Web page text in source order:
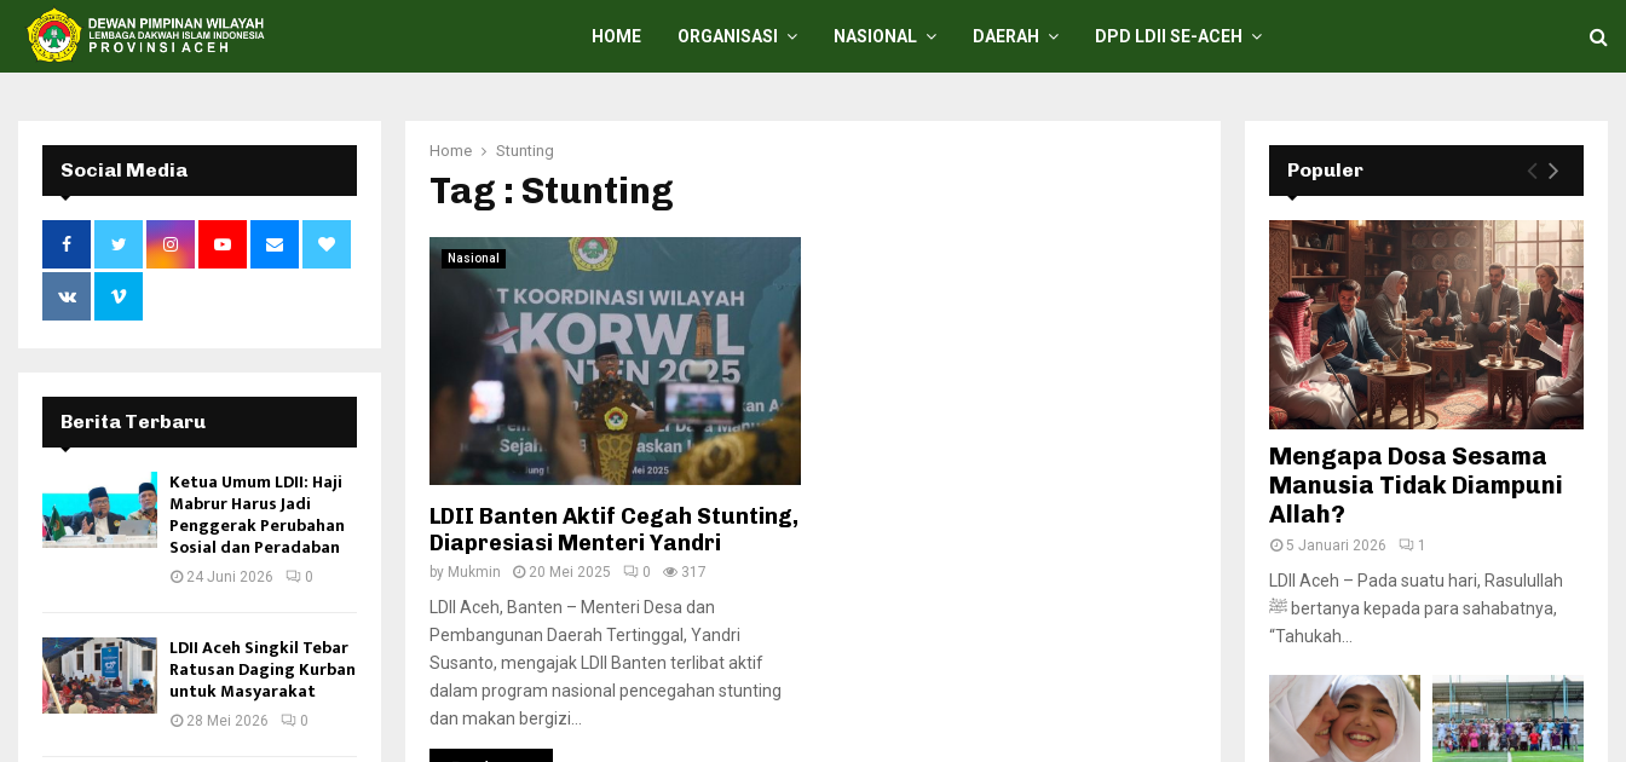
HOME ORGANISASI NASIONAL DAERAH DPD LDII SE-ACEH
Home Stunting
Tag : Stunting
Nasional
LDII Banten Aktif Cegah Stunting,
Diapresiasi Menteri Yandri
by Mukmin 20 Mei 2025 0 317
LDII Aceh, Banten – Menteri Desa dan
Pembangunan Daerah Tertinggal, Yandri
Susanto, mengajak LDII Banten terlibat aktif
dalam program nasional pencegahan stunting
dan makan bergizi...
Social Media
Berita Terbaru
Ketua Umum LDII: Haji
Mabrur Harus Jadi
Penggerak Perubahan
Sosial dan Peradaban
24 Juni 2026 0
LDII Aceh Singkil Tebar
Ratusan Daging Kurban
untuk Masyarakat
28 Mei 2026 0
Populer
Mengapa Dosa Sesama
Manusia Tidak Diampuni
Allah?
5 Januari 2026 1
LDII Aceh – Pada suatu hari, Rasulullah
ﷺ bertanya kepada para sahabatnya,
“Tahukah...